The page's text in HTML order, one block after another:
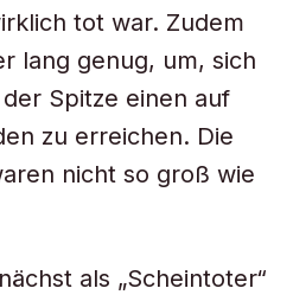
tot war. Zudem
lang genug, um, sich
Spitze einen auf
zu erreichen. Die
nicht so groß wie
als „Scheintoter“